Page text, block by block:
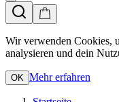
Wir verwenden Cookies,
analysieren und dein
OK Mehr erfahren